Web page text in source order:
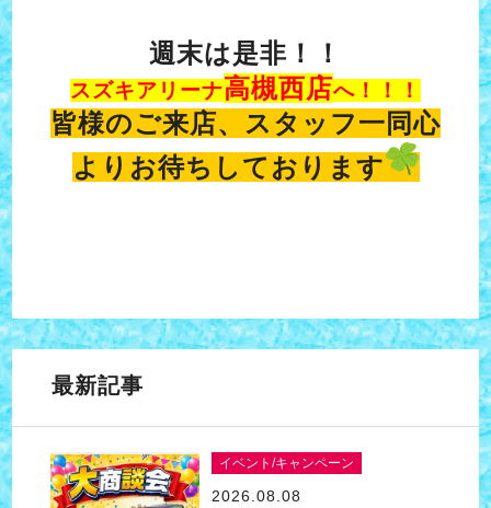
週末は是非！！
スズキアリーナ高槻西店へ！！！
皆様のご来店、スタッフ一同心
よりお待ちしております
最新記事
イベント/キャンペーン
2026.08.08